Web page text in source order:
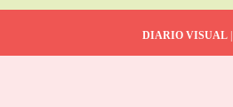
DIARIO VISUAL